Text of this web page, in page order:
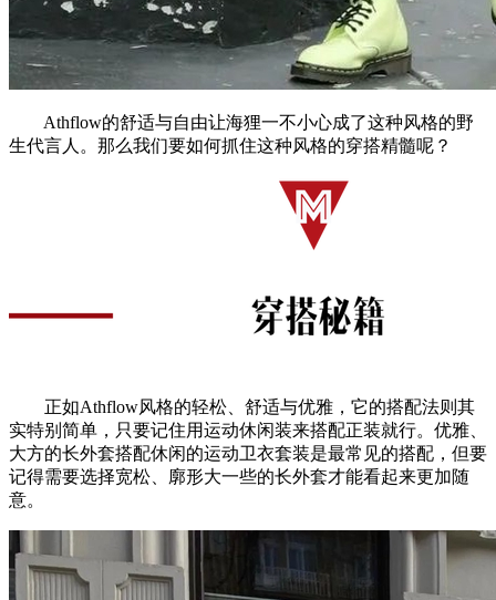
Athflow的舒适与自由让海狸一不小心成了这种风格的野
生代言人。那么我们要如何抓住这种风格的穿搭精髓呢？
正如Athflow风格的轻松、舒适与优雅，它的搭配法则其
实特别简单，只要记住用运动休闲装来搭配正装就行。优雅、
大方的长外套搭配休闲的运动卫衣套装是最常见的搭配，但要
记得需要选择宽松、廓形大一些的长外套才能看起来更加随
意。